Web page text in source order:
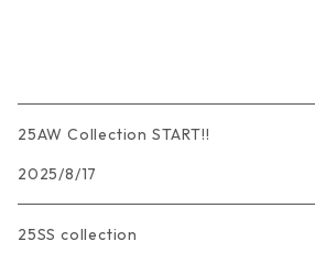
25AW Collection START!!
2025/8/17
25SS collection